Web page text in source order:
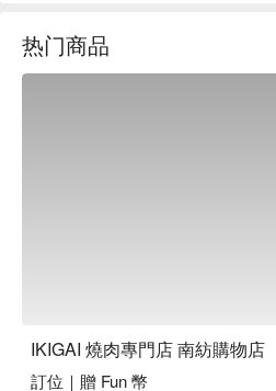
热门商品
IKIGAI 燒肉專門店 南紡購物店
訂位｜贈 Fun 幣